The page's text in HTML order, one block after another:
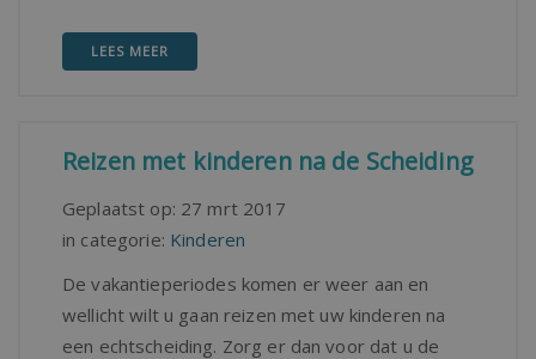
LEES MEER
Reizen met kinderen na de Scheiding
Geplaatst op: 27 mrt 2017
in categorie: Kinderen
De vakantieperiodes komen er weer aan en
wellicht wilt u gaan reizen met uw kinderen na
een echtscheiding. Zorg er dan voor dat u de